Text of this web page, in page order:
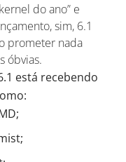
do ano” e
sim, 6.1
prometer nada
óbvias.
está recebendo
;